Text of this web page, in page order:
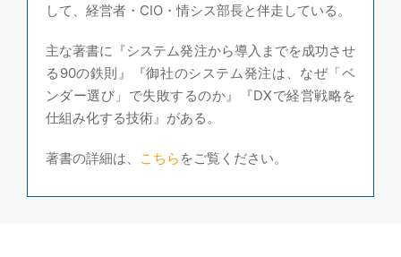
して、経営者・CIO・情シス部長と伴走している。
主な著書に『システム発注から導入までを成功させ
る90の鉄則』『御社のシステム発注は、なぜ「ベ
ンダー選び」で失敗するのか』『DXで経営戦略を
仕組み化する技術』がある。
著書の詳細は、 こちら をご覧ください。